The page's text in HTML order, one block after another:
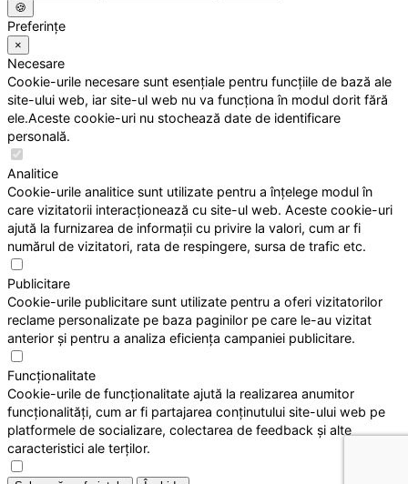
🍪
Preferințe
×
Necesare
Cookie-urile necesare sunt esențiale pentru funcțiile de bază ale
site-ului web, iar site-ul web nu va funcționa în modul dorit fără
ele.Aceste cookie-uri nu stochează date de identificare
personală.
Analitice
Cookie-urile analitice sunt utilizate pentru a înțelege modul în
care vizitatorii interacționează cu site-ul web. Aceste cookie-uri
ajută la furnizarea de informații cu privire la valori, cum ar fi
numărul de vizitatori, rata de respingere, sursa de trafic etc.
Publicitare
Cookie-urile publicitare sunt utilizate pentru a oferi vizitatorilor
reclame personalizate pe baza paginilor pe care le-au vizitat
anterior și pentru a analiza eficiența campaniei publicitare.
Funcționalitate
Cookie-urile de funcționalitate ajută la realizarea anumitor
funcționalități, cum ar fi partajarea conținutului site-ului web pe
platformele de socializare, colectarea de feedback și alte
caracteristici ale terților.